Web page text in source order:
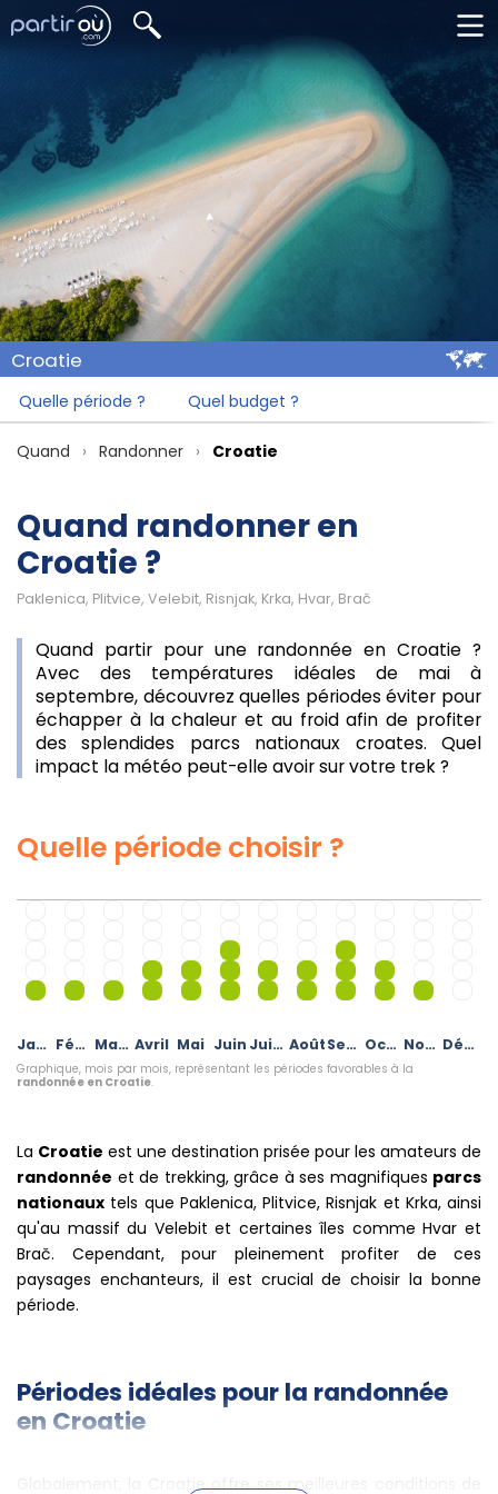
Croatie
Quelle période ? Quel budget ?
Quand Randonner Croatie
Quand randonner en
Croatie ?
Paklenica, Plitvice, Velebit, Risnjak, Krka, Hvar, Brač
Quand partir pour une randonnée en Croatie ?
Avec des températures idéales de mai à
septembre, découvrez quelles périodes éviter pour
échapper à la chaleur et au froid afin de profiter
des splendides parcs nationaux croates. Quel
impact la météo peut-elle avoir sur votre trek ?
Quelle période choisir ?
Janvier Février Mars Avril Mai Juin Juillet Août Septembre Octobre Novembre Décembre
Graphique, mois par mois, représentant les périodes favorables à la
randonnée en Croatie.
La Croatie est une destination prisée pour les amateurs de
randonnée et de trekking, grâce à ses magnifiques parcs
nationaux tels que Paklenica, Plitvice, Risnjak et Krka, ainsi
qu'au massif du Velebit et certaines îles comme Hvar et
Brač. Cependant, pour pleinement profiter de ces
paysages enchanteurs, il est crucial de choisir la bonne
période.
Périodes idéales pour la randonnée
en Croatie
Globalement, la Croatie offre ses meilleures conditions de